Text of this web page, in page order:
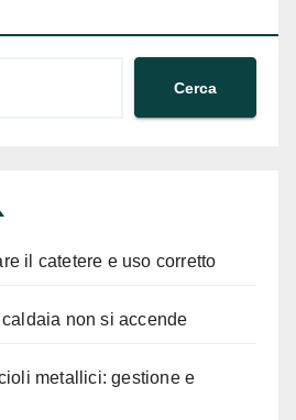
Cerca
il catetere e uso corretto
non si accende
metallici: gestione e